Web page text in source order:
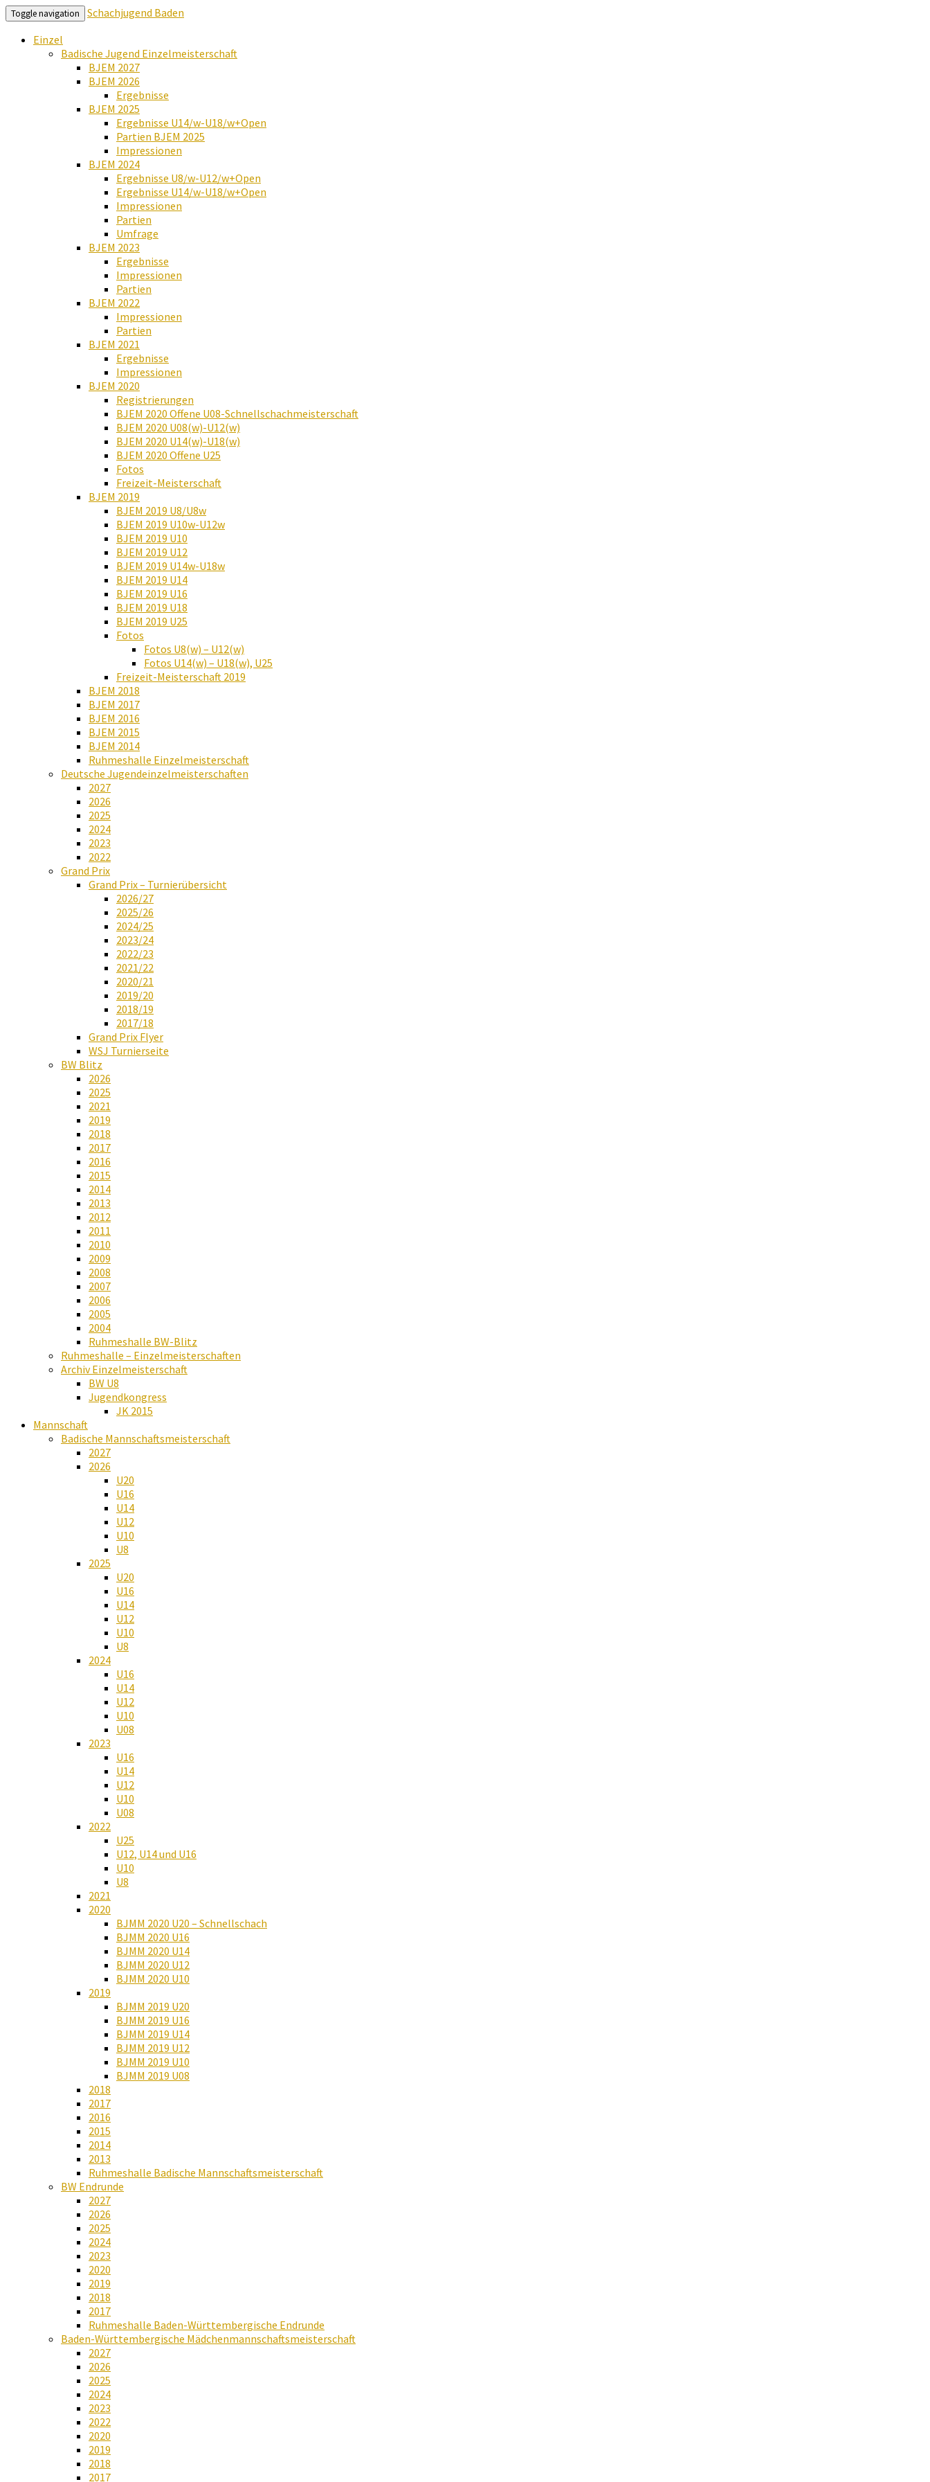
Toggle navigation
Schachjugend Baden
Einzel
Badische Jugend Einzelmeisterschaft
BJEM 2027
BJEM 2026
Ergebnisse
BJEM 2025
Ergebnisse U14/w-U18/w+Open
Partien BJEM 2025
Impressionen
BJEM 2024
Ergebnisse U8/w-U12/w+Open
Ergebnisse U14/w-U18/w+Open
Impressionen
Partien
Umfrage
BJEM 2023
Ergebnisse
Impressionen
Partien
BJEM 2022
Impressionen
Partien
BJEM 2021
Ergebnisse
Impressionen
BJEM 2020
Registrierungen
BJEM 2020 Offene U08-Schnellschachmeisterschaft
BJEM 2020 U08(w)-U12(w)
BJEM 2020 U14(w)-U18(w)
BJEM 2020 Offene U25
Fotos
Freizeit-Meisterschaft
BJEM 2019
BJEM 2019 U8/U8w
BJEM 2019 U10w-U12w
BJEM 2019 U10
BJEM 2019 U12
BJEM 2019 U14w-U18w
BJEM 2019 U14
BJEM 2019 U16
BJEM 2019 U18
BJEM 2019 U25
Fotos
Fotos U8(w) – U12(w)
Fotos U14(w) – U18(w), U25
Freizeit-Meisterschaft 2019
BJEM 2018
BJEM 2017
BJEM 2016
BJEM 2015
BJEM 2014
Ruhmeshalle Einzelmeisterschaft
Deutsche Jugendeinzelmeisterschaften
2027
2026
2025
2024
2023
2022
Grand Prix
Grand Prix – Turnierübersicht
2026/27
2025/26
2024/25
2023/24
2022/23
2021/22
2020/21
2019/20
2018/19
2017/18
Grand Prix Flyer
WSJ Turnierseite
BW Blitz
2026
2025
2021
2019
2018
2017
2016
2015
2014
2013
2012
2011
2010
2009
2008
2007
2006
2005
2004
Ruhmeshalle BW-Blitz
Ruhmeshalle – Einzelmeisterschaften
Archiv Einzelmeisterschaft
BW U8
Jugendkongress
JK 2015
Mannschaft
Badische Mannschaftsmeisterschaft
2027
2026
U20
U16
U14
U12
U10
U8
2025
U20
U16
U14
U12
U10
U8
2024
U16
U14
U12
U10
U08
2023
U16
U14
U12
U10
U08
2022
U25
U12, U14 und U16
U10
U8
2021
2020
BJMM 2020 U20 – Schnellschach
BJMM 2020 U16
BJMM 2020 U14
BJMM 2020 U12
BJMM 2020 U10
2019
BJMM 2019 U20
BJMM 2019 U16
BJMM 2019 U14
BJMM 2019 U12
BJMM 2019 U10
BJMM 2019 U08
2018
2017
2016
2015
2014
2013
Ruhmeshalle Badische Mannschaftsmeisterschaft
BW Endrunde
2027
2026
2025
2024
2023
2020
2019
2018
2017
Ruhmeshalle Baden-Württembergische Endrunde
Baden-Württembergische Mädchenmannschaftsmeisterschaft
2027
2026
2025
2024
2023
2022
2020
2019
2018
2017